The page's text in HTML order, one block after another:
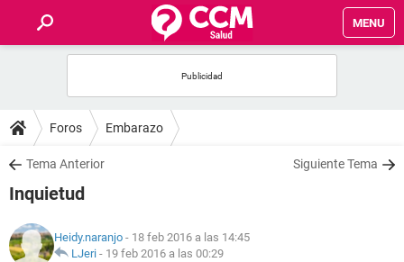
MENU
FOROS
SALUD
FAMILIA
NUTRICIÓN
Foros Embarazo
Tema Anterior Siguiente Tema
Inquietud
Heidy.naranjo - 18 feb 2016 a las 14:45
LJeri - 19 feb 2016 a las 00:29